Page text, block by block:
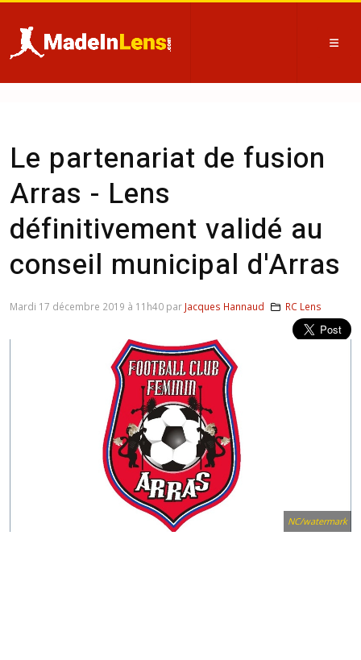
Le partenariat de fusion
Arras - Lens
définitivement validé au
conseil municipal d'Arras
NC/watermark
Mardi 17 décembre 2019 à 11h40 par Jacques Hannaud RC Lens